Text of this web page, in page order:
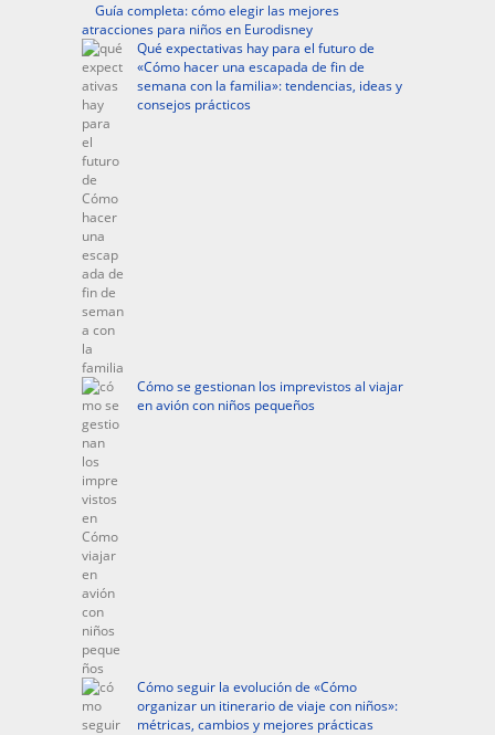
Guía completa: cómo elegir las mejores
atracciones para niños en Eurodisney
Qué expectativas hay para el futuro de
«Cómo hacer una escapada de fin de
semana con la familia»: tendencias, ideas y
consejos prácticos
Cómo se gestionan los imprevistos al viajar
en avión con niños pequeños
Cómo seguir la evolución de «Cómo
organizar un itinerario de viaje con niños»:
métricas, cambios y mejores prácticas